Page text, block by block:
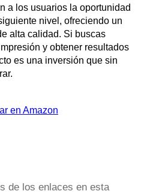
a los usuarios la oportunidad
nivel, ofreciendo un
alta calidad. Si buscas
y obtener resultados
es una inversión que sin
de los enlaces en esta